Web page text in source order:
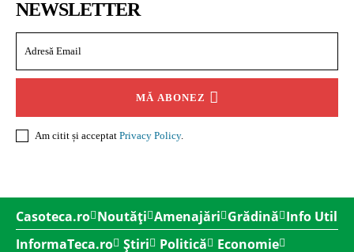
NEWSLETTER
MĂ ABONEZ
Am citit și acceptat Privacy Policy.
Casoteca.ro Noutăți Amenajări Grădină Info Util
InformaTeca.ro Știri Politică Economie